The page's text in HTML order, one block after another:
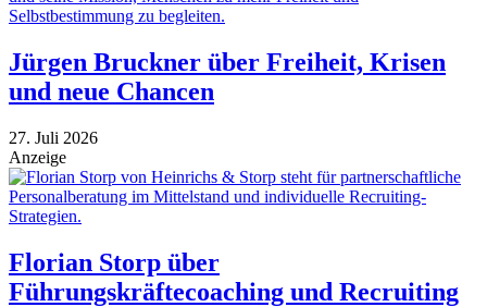
Jürgen Bruckner über Freiheit, Krisen
und neue Chancen
27. Juli 2026
Anzeige
Florian Storp über
Führungskräftecoaching und Recruiting